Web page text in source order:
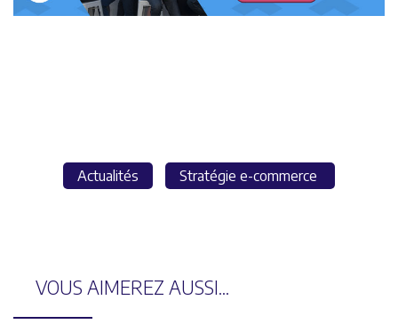
Actualités Stratégie e-commerce
VOUS AIMEREZ AUSSI...